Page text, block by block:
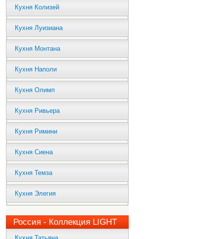
Кухня Колизей
Кухня Луизиана
Кухня Монтана
Кухня Наполи
Кухня Олимп
Кухня Ривьера
Кухня Римини
Кухня Сиена
Кухня Темза
Кухня Элегия
Россия - Коллекция LIGHT